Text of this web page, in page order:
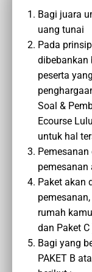
Bagi juara
uang tunai
Pada
dibebankan
peserta
Soal &
Ecourse
untuk hal
Paket akan
rumah
dan Paket C
Bagi yang
PAKET B